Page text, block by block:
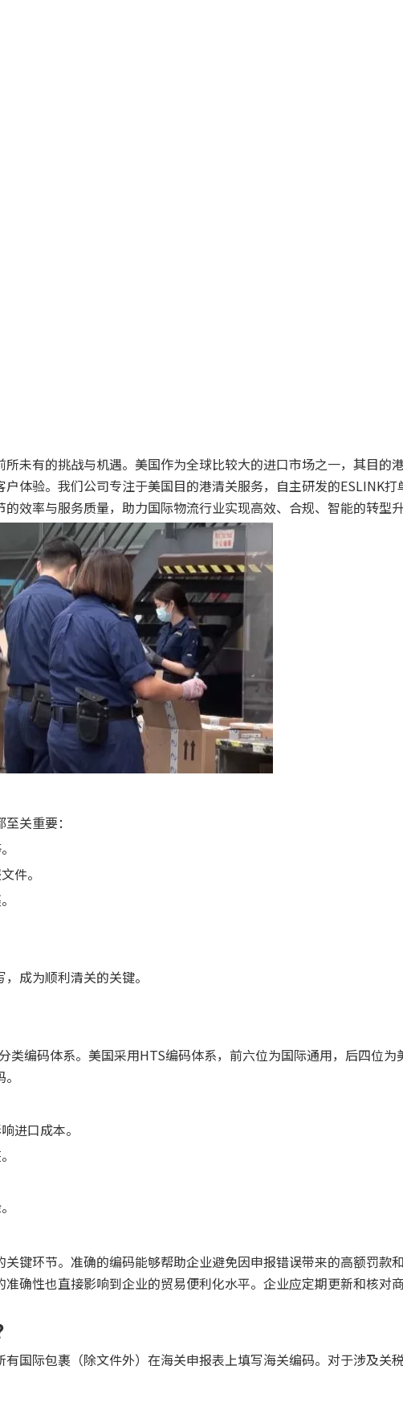
未有的挑战与机遇。美国作为全球比较大的进口市场之一，其目的
体验。我们公司专注于美国目的港清关服务，自主研发的ESLINK打
的效率与服务质量，助力国际物流行业实现高效、合规、智能的转型升
关重要：
件。
成为顺利清关的关键。
编码体系。美国采用HTS编码体系，前六位为国际通用，后四位为
进口成本。
键环节。准确的编码能够帮助企业避免因申报错误带来的高额罚款和
确性也直接影响到企业的贸易便利化水平。企业应定期更新和核对
国际包裹（除文件外）在海关申报表上填写海关编码。对于涉及关